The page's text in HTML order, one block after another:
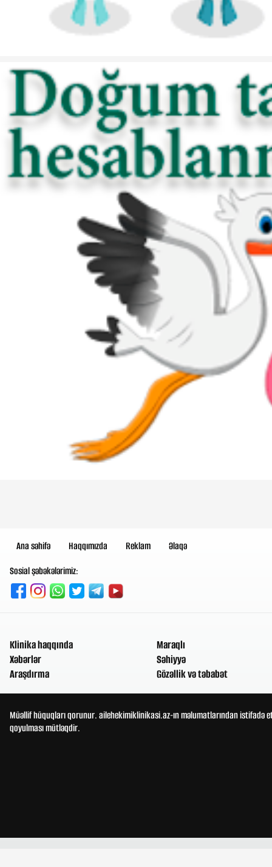
Ana səhifə Haqqımızda Reklam
Əlaqə
Sosial şəbəkələrimiz:
Klinika haqqında
Xəbərlər
Araşdırma
Maraqlı
Səhiyyə
Gözəllik və təbabət
Müəllif hüquqları qorunur. ailehekimiklinikasi.az-ın məlumatlarından
qoyulması mütləqdir.